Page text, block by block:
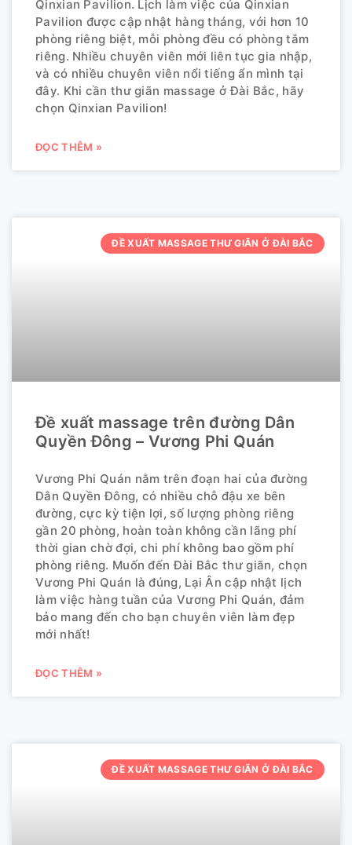
Qinxian Pavilion. Lịch làm việc của Qinxian
Pavilion được cập nhật hàng tháng, với hơn 10
phòng riêng biệt, mỗi phòng đều có phòng tắm
riêng. Nhiều chuyên viên mới liên tục gia nhập,
và có nhiều chuyên viên nổi tiếng ẩn mình tại
đây. Khi cần thư giãn massage ở Đài Bắc, hãy
chọn Qinxian Pavilion!
ĐỌC THÊM »
ĐỀ XUẤT MASSAGE THƯ GIÃN Ở ĐÀI BẮC
Đề xuất massage trên đường Dân
Quyền Đông – Vương Phi Quán
Vương Phi Quán nằm trên đoạn hai của đường
Dân Quyền Đông, có nhiều chỗ đậu xe bên
đường, cực kỳ tiện lợi, số lượng phòng riêng
gần 20 phòng, hoàn toàn không cần lãng phí
thời gian chờ đợi, chi phí không bao gồm phí
phòng riêng. Muốn đến Đài Bắc thư giãn, chọn
Vương Phi Quán là đúng, Lại Ân cập nhật lịch
làm việc hàng tuần của Vương Phi Quán, đảm
bảo mang đến cho bạn chuyên viên làm đẹp
mới nhất!
ĐỌC THÊM »
ĐỀ XUẤT MASSAGE THƯ GIÃN Ở ĐÀI BẮC